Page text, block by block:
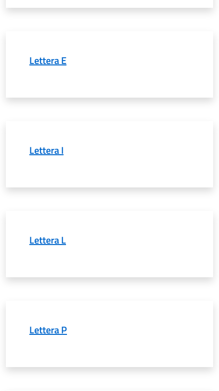
Lettera E
Lettera I
Lettera L
Lettera P